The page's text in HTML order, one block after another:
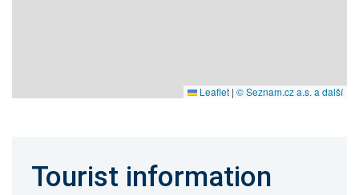
Leaflet | © Seznam.cz a.s. a další
Tourist information